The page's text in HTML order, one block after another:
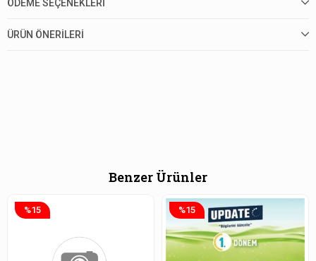
ÖDEME SEÇENEKLERI
ÜRÜN ÖNERILERI
Benzer Ürünler
%15 %15